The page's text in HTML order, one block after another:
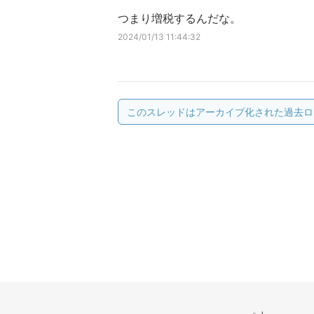
つまり増税するんだな。
2024/01/13 11:44:32
このスレッドはアーカイブ化された過去